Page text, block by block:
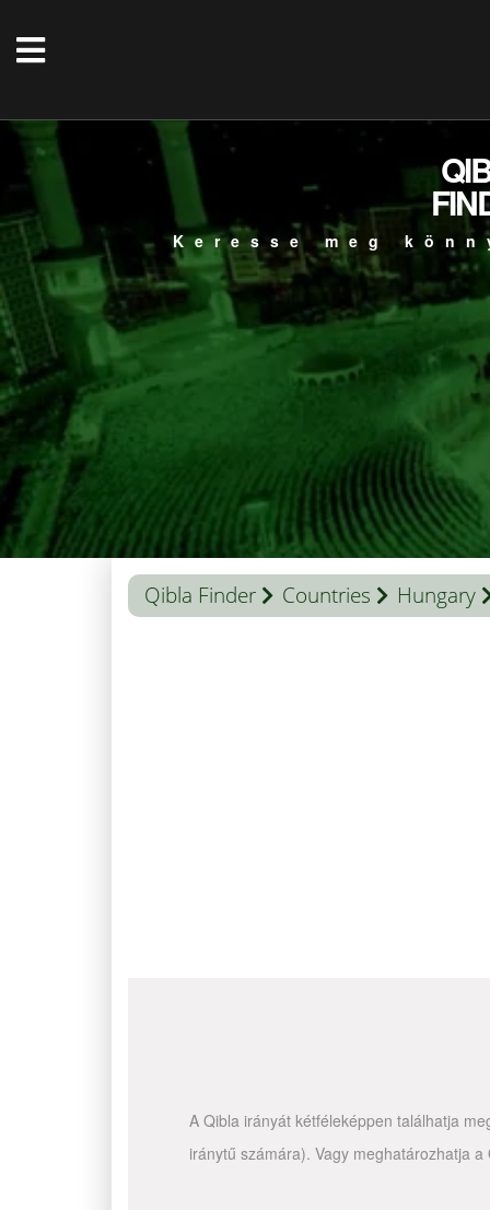
Keresse meg
Qibla Finder Countries Hungary
A Qibla irányát kétféleképpen találhatja
iránytű számára). Vagy meghatározhatja